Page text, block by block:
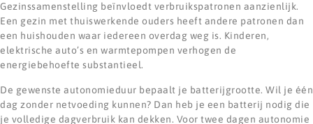
Gezinssamenstelling beïnvloedt verbruikspatronen aanzienlijk.
Een gezin met thuiswerkende ouders heeft andere patronen dan
een huishouden waar iedereen overdag weg is. Kinderen,
elektrische auto’s en warmtepompen verhogen de
energiebehoefte substantieel.
De gewenste autonomieduur bepaalt je batterijgrootte. Wil je één
dag zonder netvoeding kunnen? Dan heb je een batterij nodig die
je volledige dagverbruik kan dekken. Voor twee dagen autonomie